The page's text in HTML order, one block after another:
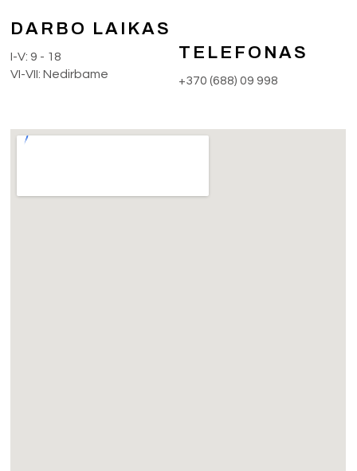
DARBO LAIKAS
I-V: 9 - 18
VI-VII: Nedirbame
TELEFONAS
+370 (688) 09 998